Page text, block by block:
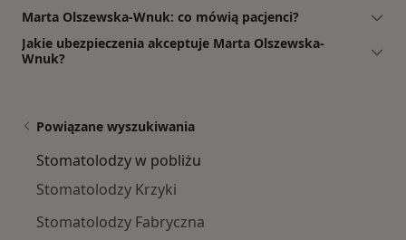
Marta Olszewska-Wnuk: co mówią pacjenci?
Jakie ubezpieczenia akceptuje Marta Olszewska-
Wnuk?
Powiązane wyszukiwania
Stomatolodzy w pobliżu
Stomatolodzy Krzyki
Stomatolodzy Fabryczna